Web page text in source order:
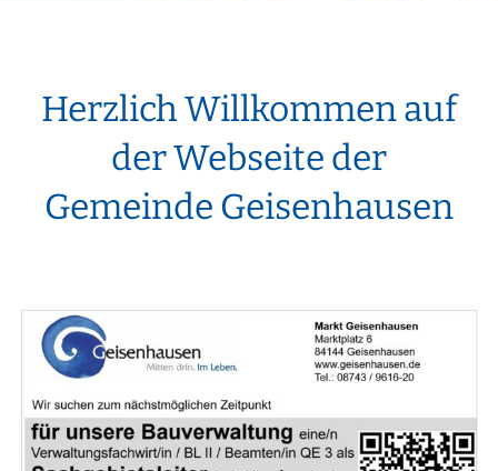
Herzlich Willkommen auf
der Webseite der
Gemeinde Geisenhausen